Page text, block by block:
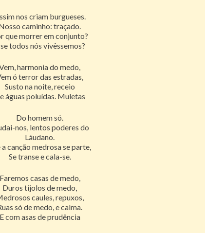
nos criam burgueses.
caminho: traçado.
que morrer em conjunto?
se todos nós vivêssemos?
harmonia do medo,
ó terror das estradas,
Susto na noite, receio
águas poluídas. Muletas
Do homem só.
nos, lentos poderes do
Láudano.
canção medrosa se parte,
Se transe e cala-se.
Faremos casas de medo,
Duros tijolos de medo,
caules, repuxos,
só de medo, e calma.
E com asas de prudência